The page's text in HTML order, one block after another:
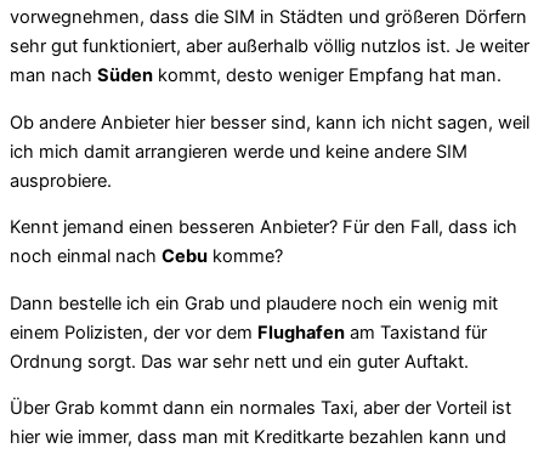
vorwegnehmen, dass die SIM in Städten und größeren Dörfern
sehr gut funktioniert, aber außerhalb völlig nutzlos ist. Je weiter
man nach Süden kommt, desto weniger Empfang hat man.
Ob andere Anbieter hier besser sind, kann ich nicht sagen, weil
ich mich damit arrangieren werde und keine andere SIM
ausprobiere.
Kennt jemand einen besseren Anbieter? Für den Fall, dass ich
noch einmal nach Cebu komme?
Dann bestelle ich ein Grab und plaudere noch ein wenig mit
einem Polizisten, der vor dem Flughafen am Taxistand für
Ordnung sorgt. Das war sehr nett und ein guter Auftakt.
Über Grab kommt dann ein normales Taxi, aber der Vorteil ist
hier wie immer, dass man mit Kreditkarte bezahlen kann und